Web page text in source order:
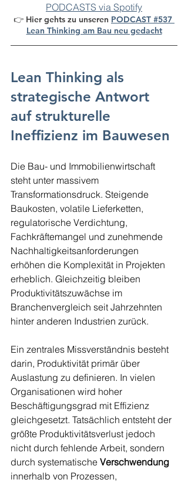
PODCASTS via Spotify
👉 Hier gehts zu unseren PODCAST #537
Lean Thinking am Bau neu gedacht
Lean Thinking als
strategische Antwort
auf strukturelle
Ineffizienz im Bauwesen
Die Bau- und Immobilienwirtschaft
steht unter massivem
Transformationsdruck. Steigende
Baukosten, volatile Lieferketten,
regulatorische Verdichtung,
Fachkräftemangel und zunehmende
Nachhaltigkeitsanforderungen
erhöhen die Komplexität in Projekten
erheblich. Gleichzeitig bleiben
Produktivitätszuwächse im
Branchenvergleich seit Jahrzehnten
hinter anderen Industrien zurück.
Ein zentrales Missverständnis besteht
darin, Produktivität primär über
Auslastung zu definieren. In vielen
Organisationen wird hoher
Beschäftigungsgrad mit Effizienz
gleichgesetzt. Tatsächlich entsteht der
größte Produktivitätsverlust jedoch
nicht durch fehlende Arbeit, sondern
durch systematische Verschwendung
innerhalb von Prozessen,